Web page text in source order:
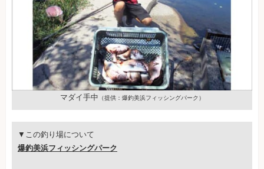
マダイ手中 （提供：爆釣美浜フィッシングパーク）
▼この釣り場について
爆釣美浜フィッシングパーク